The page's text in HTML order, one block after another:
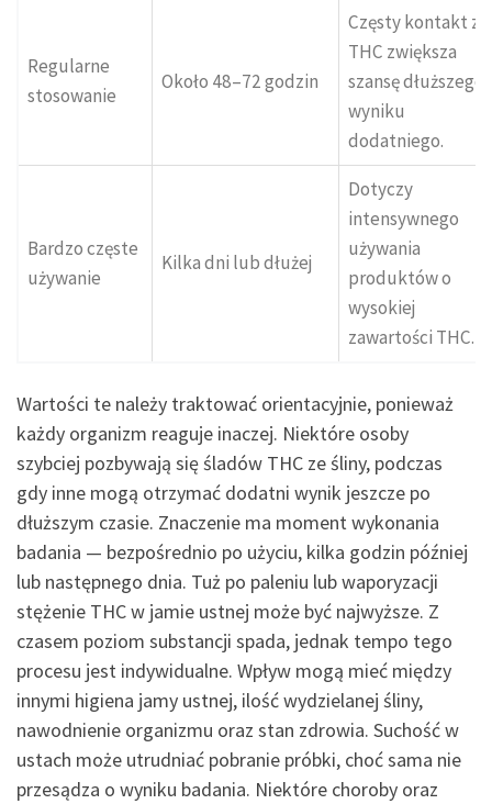
Regularne
stosowanie
Około 48–72 godzin
Częsty kontakt z
THC zwiększa
szansę dłuższego
wyniku
dodatniego.
Bardzo częste
używanie
Kilka dni lub dłużej
Dotyczy
intensywnego
używania
produktów o
wysokiej
zawartości THC.
Wartości te należy traktować orientacyjnie, ponieważ
każdy organizm reaguje inaczej. Niektóre osoby
szybciej pozbywają się śladów THC ze śliny, podczas
gdy inne mogą otrzymać dodatni wynik jeszcze po
dłuższym czasie. Znaczenie ma moment wykonania
badania — bezpośrednio po użyciu, kilka godzin później
lub następnego dnia. Tuż po paleniu lub waporyzacji
stężenie THC w jamie ustnej może być najwyższe. Z
czasem poziom substancji spada, jednak tempo tego
procesu jest indywidualne. Wpływ mogą mieć między
innymi higiena jamy ustnej, ilość wydzielanej śliny,
nawodnienie organizmu oraz stan zdrowia. Suchość w
ustach może utrudniać pobranie próbki, choć sama nie
przesądza o wyniku badania. Niektóre choroby oraz